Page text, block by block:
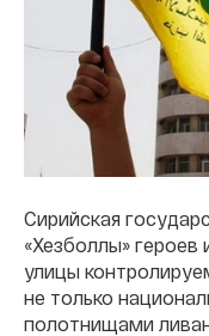
Сирийская
«Хезболлы» героев
улицы
не только
полотнищами